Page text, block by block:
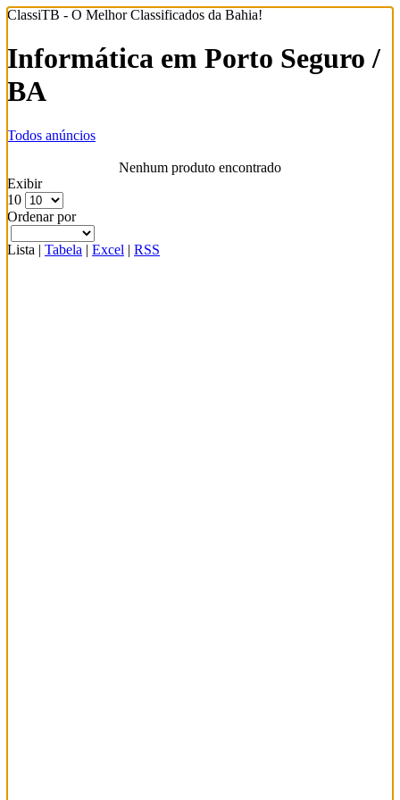
ClassiTB - O Melhor Classificados da Bahia!
Informática em Porto Seguro /
BA
Todos anúncios
Nenhum produto encontrado
Exibir
10
Ordenar por
Lista | Tabela | Excel | RSS